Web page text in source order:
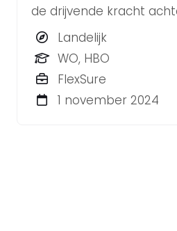
de drijvende kracht
en resultaatgerichte
voor diverse klanten.
Landelijk
WO, HBO
FlexSure
1 november 2024